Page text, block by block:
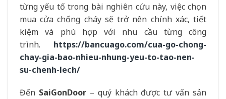
từng yếu tố trong bài nghiên cứu này, việc chọn
mua cửa chống cháy sẽ trở nên chính xác, tiết
kiệm và phù hợp với nhu cầu từng công
trình. https://bancuago.com/cua-go-chong-
chay-gia-bao-nhieu-nhung-yeu-to-tao-nen-
su-chenh-lech/
Đến SaiGonDoor– quý khách được tư vấn sản